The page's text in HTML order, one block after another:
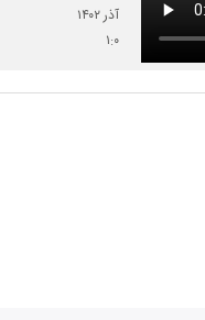
آذر۱۴۰۲
۱:۰